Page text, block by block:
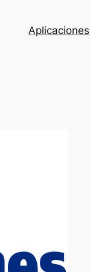
Aplicaciones